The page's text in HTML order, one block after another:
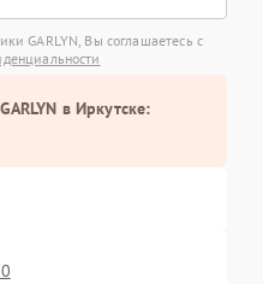
GARLYN, Вы соглашаетесь с
в Иркутске: